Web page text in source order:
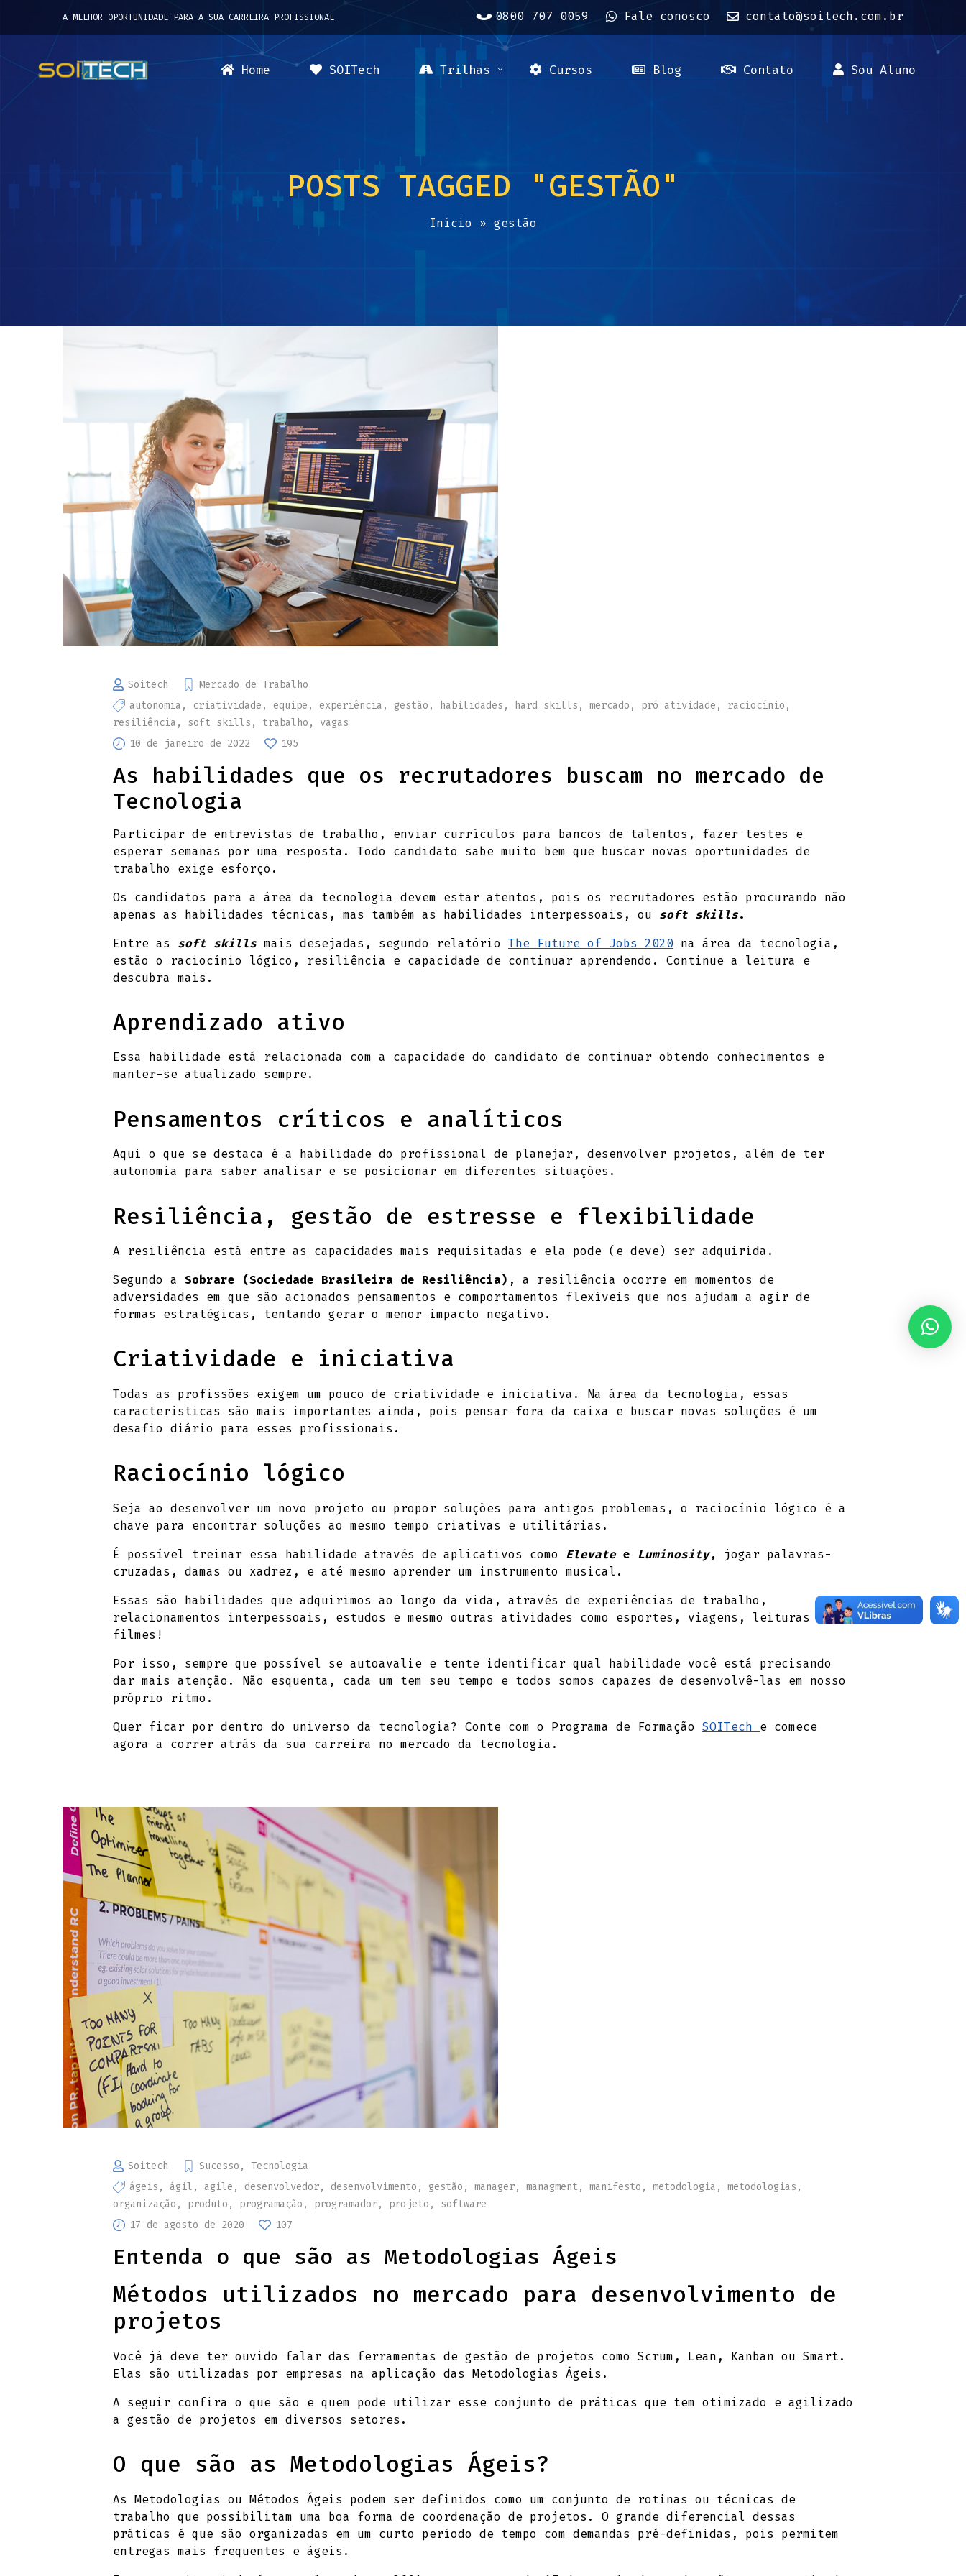
A MELHOR OPORTUNIDADE PARA A SUA CARREIRA PROFISSIONAL 0800 707 0059 Fale conosco contato@soitech.com.br
Home SOITech Trilhas Cursos Blog Contato Sou Aluno
POSTS TAGGED "GESTÃO"
Início » gestão
Soitech
Mercado de Trabalho
autonomia , criatividade , equipe , experiência , gestão , habilidades , hard skills , mercado , pró atividade , raciocínio ,
resiliência , soft skills , trabalho , vagas
10 de janeiro de 2022
195
As habilidades que os recrutadores buscam no mercado de
Tecnologia
Participar de entrevistas de trabalho, enviar currículos para bancos de talentos, fazer testes e
esperar semanas por uma resposta. Todo candidato sabe muito bem que buscar novas oportunidades de
trabalho exige esforço.
Os candidatos para a área da tecnologia devem estar atentos, pois os recrutadores estão procurando não
apenas as habilidades técnicas, mas também as habilidades interpessoais, ou
soft skills.
Entre as soft skills mais desejadas, segundo relatório The Future of Jobs 2020 na área da tecnologia,
estão o raciocínio lógico, resiliência e capacidade de continuar aprendendo. Continue a leitura e
descubra mais.
Aprendizado ativo
Essa habilidade está relacionada com a capacidade do candidato de continuar obtendo conhecimentos e
manter-se atualizado sempre.
Pensamentos críticos e analíticos
Aqui o que se destaca é a habilidade do profissional de planejar, desenvolver projetos, além de ter
autonomia para saber analisar e se posicionar em diferentes situações.
Resiliência, gestão de estresse e flexibilidade
A resiliência está entre as capacidades mais requisitadas e ela pode (e deve) ser adquirida.
Segundo a Sobrare (Sociedade Brasileira de Resiliência) , a resiliência ocorre em momentos de
adversidades em que são acionados pensamentos e comportamentos flexíveis que nos ajudam a agir de
formas estratégicas, tentando gerar o menor impacto negativo.
Criatividade e iniciativa
Todas as profissões exigem um pouco de criatividade e iniciativa. Na área da tecnologia, essas
características são mais importantes ainda, pois pensar fora da caixa e buscar novas soluções é um
desafio diário para esses profissionais.
Raciocínio lógico
Seja ao desenvolver um novo projeto ou propor soluções para antigos problemas, o raciocínio lógico é a
chave para encontrar soluções ao mesmo tempo criativas e utilitárias.
É possível treinar essa habilidade através de aplicativos como Elevate e Luminosity, jogar palavras-
cruzadas, damas ou xadrez, e até mesmo aprender um instrumento musical.
Essas são habilidades que adquirimos ao longo da vida, através de experiências de trabalho,
relacionamentos interpessoais, estudos e mesmo outras atividades como esportes, viagens, leituras ou
filmes!
Por isso, sempre que possível se autoavalie e tente identificar qual habilidade você está precisando
dar mais atenção. Não esquenta, cada um tem seu tempo e todos somos capazes de desenvolvê-las em nosso
próprio ritmo.
Quer ficar por dentro do universo da tecnologia? Conte com o Programa de Formação SOITech e comece
agora a correr atrás da sua carreira no mercado da tecnologia.
Soitech Sucesso , Tecnologia
ágeis , ágil , agile , desenvolvedor, desenvolvimento , gestão , manager, managment , manifesto , metodologia , metodologias ,
organização , produto , programação , programador, projeto , software
17 de agosto de 2020
107
Entenda o que são as Metodologias Ágeis
Métodos utilizados no mercado para desenvolvimento de
projetos
Você já deve ter ouvido falar das ferramentas de gestão de projetos como Scrum, Lean, Kanban ou Smart.
Elas são utilizadas por empresas na aplicação das Metodologias Ágeis.
A seguir confira o que são e quem pode utilizar esse conjunto de práticas que tem otimizado e agilizado
a gestão de projetos em diversos setores.
O que são as Metodologias Ágeis?
As Metodologias ou Métodos Ágeis podem ser definidos como um conjunto de rotinas ou técnicas de
trabalho que possibilitam uma boa forma de coordenação de projetos. O grande diferencial dessas
práticas é que são organizadas em um curto período de tempo com demandas pré-definidas, pois permitem
entregas mais frequentes e ágeis.